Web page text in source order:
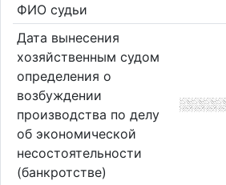
ФИО судьи
Дата вынесения
хозяйственным судом
определения о
возбуждении
производства по делу
об экономической
несостоятельности
(банкротстве)